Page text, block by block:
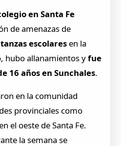
en Santa Fe
de amenazas de
escolares en la
hubo allanamientos yfue
16 años en Sunchales.
en la comunidad
provinciales como
el oeste de Santa Fe.
la semana se